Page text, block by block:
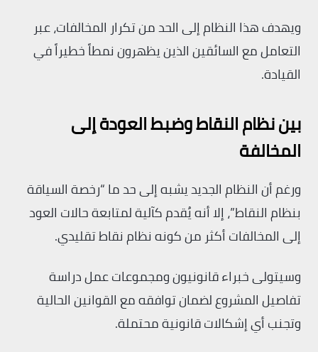
ويهدف هذا النظام إلى الحد من تكرار المخالفات، عبر
التعامل مع السائقين الذين يظهرون نمطاً خطيراً في
القيادة.
بين نظام النقاط وضبط العودة إلى
المخالفة
ورغم أن النظام الجديد يشبه إلى حد ما “رخصة السياقة
بنظام النقاط”، إلا أنه يُقدم كآلية لمتابعة حالات العود
إلى المخالفات أكثر من كونه نظام نقاط تقليدي.
وسيتولى خبراء قانونيون ومجموعات عمل دراسة
تفاصيل المشروع لضمان توافقه مع القوانين الحالية
وتجنب أي إشكالات قانونية محتملة.